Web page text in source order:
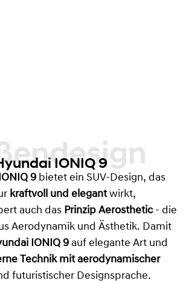
IONIQ 9
9 bietet ein SUV-Design, das
kraftvoll und elegantwirkt,
auch dasPrinzip Aerosthetic- die
Aerodynamik und Ästhetik. Damit
IONIQ 9 auf elegante Art und
Technik mit aerodynamischer
futuristischer Designsprache.